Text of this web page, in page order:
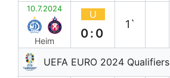
10.7.2024
Heim
U
0:0
1`
UEFA EURO 2024 Qualifiers